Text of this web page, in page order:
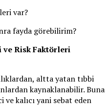
var?
fayda görebilirim?
ve Risk Faktörleri
altta yatan tıbbi
kaynaklanabilir. Buna
ve kalıcı yani sebat eden